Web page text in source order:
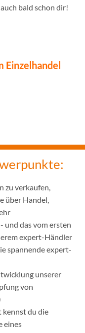
bald schon dir!
Einzelhandel
zu verkaufen,
über Handel,
und das vom ersten
expert-Händler
spannende expert-
unserer
von
kennst du die
eines